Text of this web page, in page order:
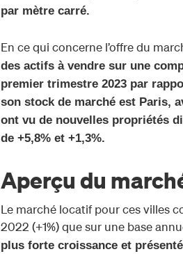
par mètre carré.
En ce qui concerne l’offre du
des actifs à vendre sur une
premier trimestre 2023 par
son stock de marché est Paris,
ont vu de nouvelles propriétés
de +5,8% et +1,3%.
Aperçu du
Le marché locatif pour ces villes
2022 (+1%) que sur une base
plus forte croissance et